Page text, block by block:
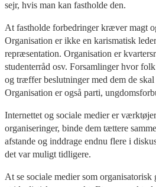
sejr, hvis man kan fastholde den.
At fastholde forbedringer kræver magt
Organisation er ikke en karismatisk
repræsentation. Organisation er
studenterråd osv. Forsamlinger hvor
og træffer beslutninger med dem de
Organisation er også parti,
Internettet og sociale medier er
organiseringer, binde dem tættere
afstande og inddrage endnu flere i
det var muligt tidligere.
At se sociale medier som